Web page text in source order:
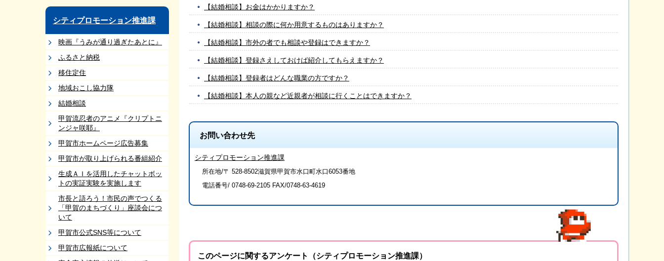
シティプロモーション推進課
映画『うみが通り過ぎたあとに』
ふるさと納税
移住定住
地域おこし協力隊
結婚相談
甲賀流忍者のアニメ『クリプトニ
ンジャ咲耶』
甲賀市ホームページ広告募集
甲賀市が取り上げられる番組紹介
生成ＡＩを活用したチャットボッ
トの実証実験を実施します
市長と語ろう！市民の声でつくる
「甲賀のまちづくり」座談会につ
いて
甲賀市公式SNS等について
甲賀市広報紙について
【結婚相談】お金はかかりますか？
【結婚相談】相談の際に何か用意するものはありますか？
【結婚相談】市外の者でも相談や登録はできますか？
【結婚相談】登録さえしておけば紹介してもらえますか？
【結婚相談】登録者はどんな職業の方ですか？
【結婚相談】本人の親など近親者が相談に行くことはできますか？
お問い合わせ先
シティプロモーション推進課
所在地/〒 528-8502滋賀県甲賀市水口町水口6053番地
電話番号/ 0748-69-2105 FAX/0748-63-4619
このページに関するアンケート（シティプロモーション推進課）